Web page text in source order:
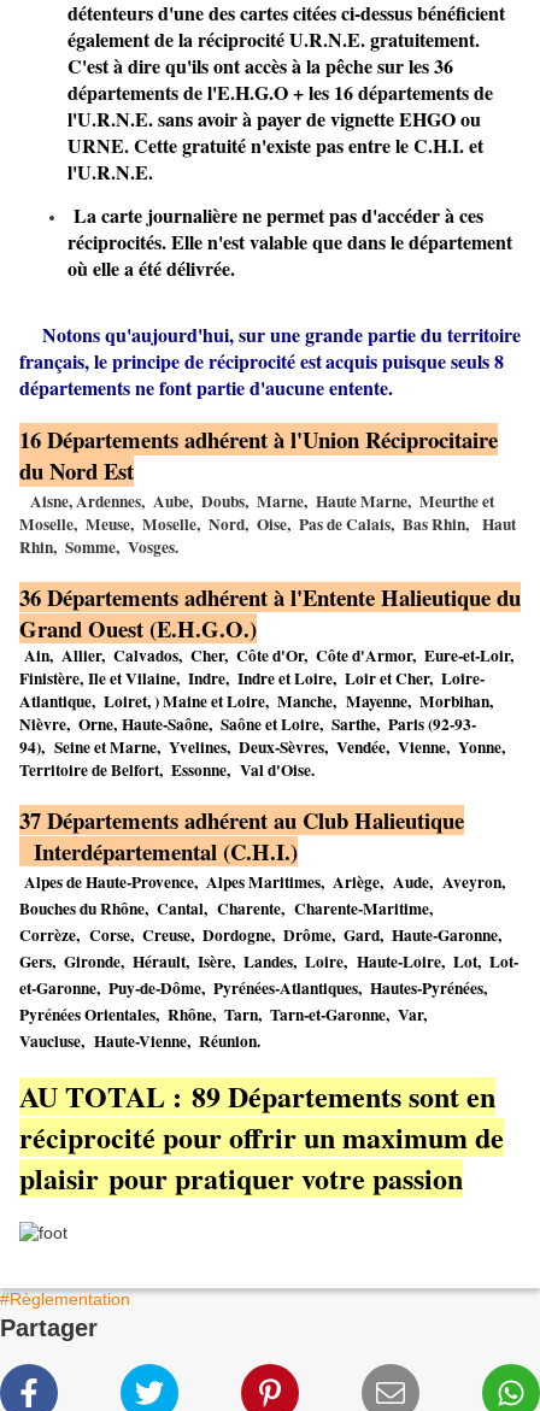
détenteurs d'une des cartes citées ci-dessus bénéficient
également de la réciprocité U.R.N.E. gratuitement.
C'est à dire qu'ils ont accès à la pêche sur les 36
départements de l'E.H.G.O + les 16 départements de
l'U.R.N.E. sans avoir à payer de vignette EHGO ou
URNE. Cette gratuité n'existe pas entre le C.H.I. et
l'U.R.N.E.
La carte journalière ne permet pas d'accéder à ces
réciprocités. Elle n'est valable que dans le département
où elle a été délivrée.
Notons qu'aujourd'hui, sur unegrande partie du territoire
français, le principe de réciprocité estacquis puisque seuls 8
départementsne font partie d'aucuneentente.
16 Départements adhérent à l'Union Réciprocitaire
du Nord Est
Aisne, Ardennes, Aube, Doubs, Marne, Haute Marne, Meurthe et
Moselle, Meuse, Moselle, Nord, Oise, Pas de Calais, Bas Rhin, Haut
Rhin, Somme, Vosges.
36 Départements adhérent à l'Entente Halieutique du
Grand Ouest (E.H.G.O.)
Ain, Allier, Calvados, Cher, Côte d'Or, Côte d'Armor, Eure-et-Loir,
Finistère, Ile et Vilaine, Indre, Indre et Loire, Loir et Cher, Loire-
Atlantique, Loiret, ) Maine et Loire, Manche, Mayenne, Morbihan,
Nièvre, Orne, Haute-Saône, Saône et Loire, Sarthe, Paris (92-93-
94), Seine et Marne, Yvelines, Deux-Sèvres, Vendée, Vienne, Yonne,
Territoire de Belfort, Essonne, Val d'Oise.
37 Départements adhérent au Club Halieutique
Interdépartemental (C.H.I.)
Alpes de Haute-Provence, Alpes Maritimes, Ariège, Aude, Aveyron,
Bouches du Rhône, Cantal, Charente, Charente-Maritime,
Corrèze, Corse, Creuse, Dordogne, Drôme, Gard, Haute-Garonne,
Gers, Gironde, Hérault, Isère, Landes, Loire, Haute-Loire, Lot, Lot-
et-Garonne, Puy-de-Dôme, Pyrénées-Atlantiques, Hautes-Pyrénées,
Pyrénées Orientales, Rhône, Tarn, Tarn-et-Garonne, Var,
Vaucluse, Haute-Vienne, Réunion.
AU TOTAL : 89 Départements sont en
réciprocité pour offrir un maximum de
plaisir pour pratiquer votre passion
#Règlementation
Partager